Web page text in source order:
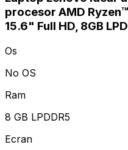
procesor AMD
15.6" Full HD, 8GB
Os
No OS
Ram
8 GB LPDDR5
Ecran